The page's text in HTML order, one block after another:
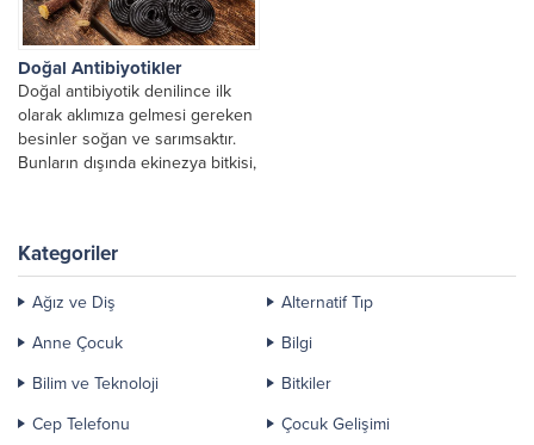
Doğal Antibiyotikler
Doğal antibiyotik denilince ilk
olarak aklımıza gelmesi gereken
besinler soğan ve sarımsaktır.
Bunların dışında ekinezya bitkisi,
Kategoriler
Ağız ve Diş
Alternatif Tıp
Anne Çocuk
Bilgi
Bilim ve Teknoloji
Bitkiler
Cep Telefonu
Çocuk Gelişimi